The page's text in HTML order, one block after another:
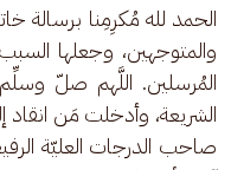
الحمد لله مُكرِمِنا برسالة
والمتوجهين، وجعلها
المُرسلين. اللَّهم صلّ
الشريعة، وأدخلت مَن انقاد
صاحب الدرجات العليّة